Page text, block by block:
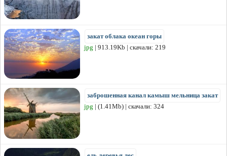
закат облака океан горы
jpg | 913.19Kb | скачали: 219
заброшенная канал камыш мельница закат
jpg | (1.41Mb) | скачали: 324